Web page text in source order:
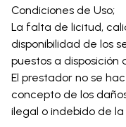
Condiciones de Uso;
La falta de licitud,
disponibilidad de los
puestos a disposición
El prestador no se
concepto de los
ilegal o indebido de